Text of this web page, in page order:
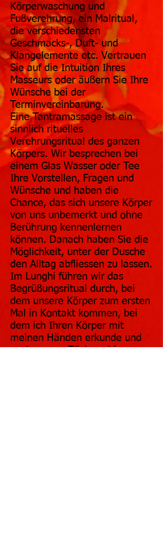
Körperwaschung und
Fußverehrung, ein Malritual,
die verschiedensten
Geschmacks-, Duft- und
Klangelemente etc. Vertrauen
Sie auf die Intuition Ihres
Masseurs oder äußern Sie Ihre
Wünsche bei der
Terminvereinbarung.
Eine Tantramassage ist ein
sinnlich rituelles
Verehrungsritual des ganzen
Körpers. Wir besprechen bei
einem Glas Wasser oder Tee
Ihre Vorstellen, Fragen und
Wünsche und haben die
Chance, das sich unsere Körper
von uns unbemerkt und ohne
Berührung kennenlernen
können. Danach haben Sie die
Möglichkeit, unter der Dusche
den Alltag abfliessen zu lassen.
Im Lunghi führen wir das
Begrüßungsritual durch, bei
dem unsere Körper zum ersten
Mal in Kontakt kommen, bei
dem ich Ihren Körper mit
meinen Händen erkunde und
auch unsere Tücher ablege.